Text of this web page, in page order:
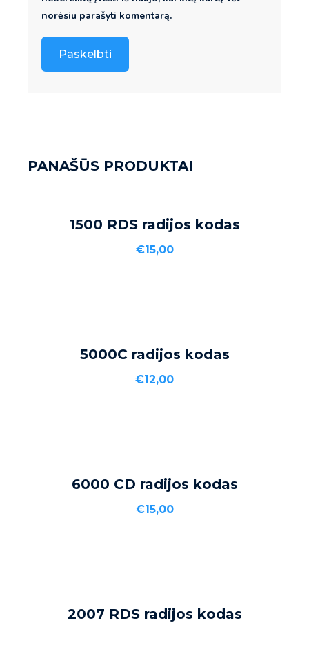
norėsiu parašyti komentarą.
PANAŠŪS PRODUKTAI
Į KREPŠELĮ
1500 RDS radijos kodas
€15,00
Į KREPŠELĮ
5000C radijos kodas
€12,00
Į KREPŠELĮ
6000 CD radijos kodas
€15,00
DAUGIAU
2007 RDS radijos kodas